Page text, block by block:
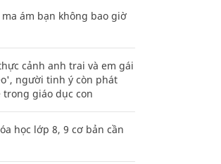
ám bạn không bao giờ
cảnh anh trai và em gái
người tinh ý còn phát
trong giáo dục con
học lớp 8, 9 cơ bản cần